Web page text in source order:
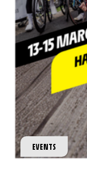
EVENTS